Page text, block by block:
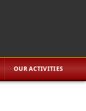
OUR ACTIVITIES